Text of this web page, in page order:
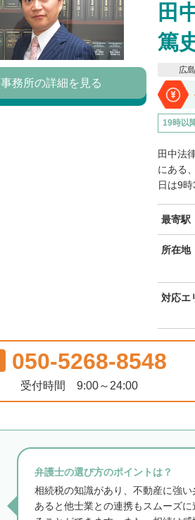
田
篤
広
19時以
田中法
にある
日は9
最寄駅
所在地
対応エ
事務所の詳細を見る
050-5268-8548
受付時間 9:00～24:00
弁護士の選び方のポイントは？
相続税の知識があり、不動産に強
あると他士業との連携もスムーズ